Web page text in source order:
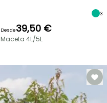
3
Desde39,50 €
Maceta 4L/5L